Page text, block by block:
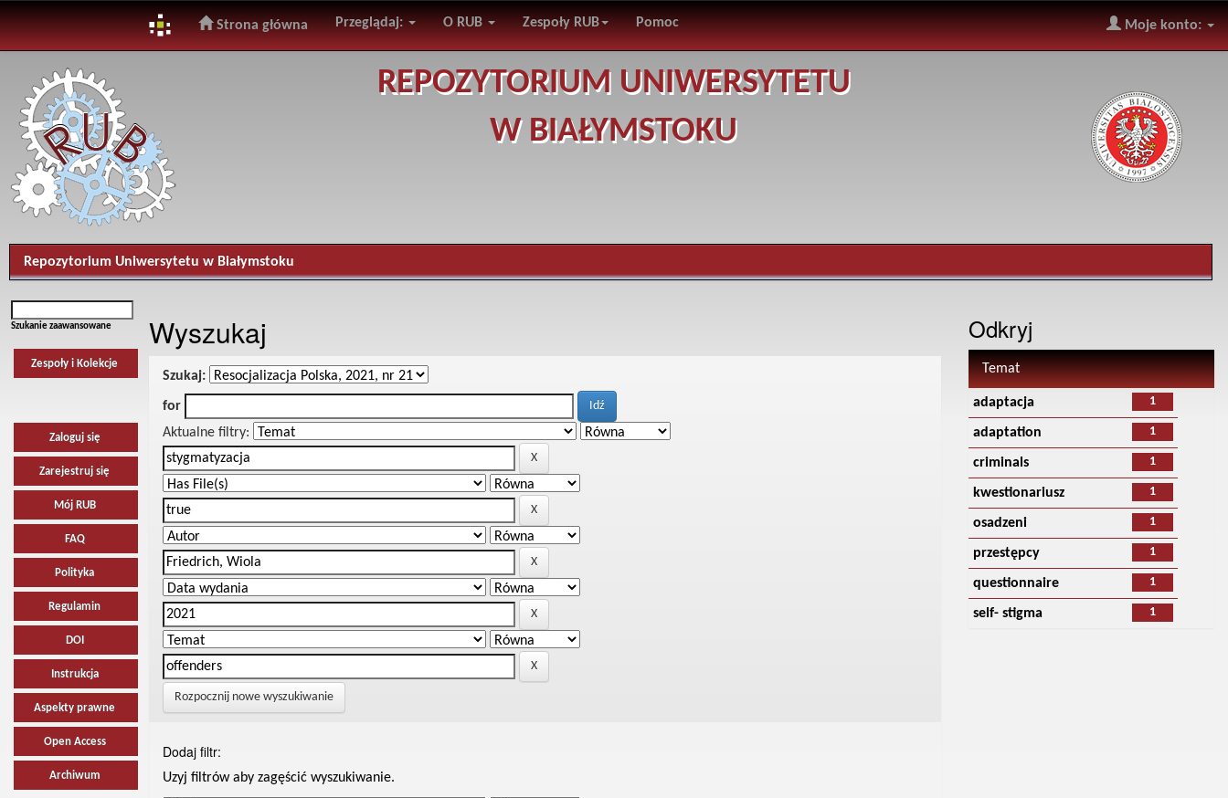
navigation
Strona główna Przeglądaj: O RUB Zespoły RUB Pomoc Moje konto:
REPOZYTORIUM UNIWERSYTETU
W BIAŁYMSTOKU
Repozytorium Uniwersytetu w Białymstoku
Szukanie zaawansowane
Zespoły i Kolekcje
Zaloguj się
Zarejestruj się
Mój RUB
FAQ
Polityka
Regulamin
DOI
Instrukcja
Aspekty prawne
Open Access
Archiwum
Wyszukaj
Szukaj:
for
Aktualne filtry:
Rozpocznij nowe wyszukiwanie
Dodaj filtr:
Uzyj filtrów aby zagęścić wyszukiwanie.
Odkryj
Temat
1
adaptacja
1
adaptation
1
criminals
1
kwestionariusz
1
osadzeni
1
przestępcy
1
questionnaire
1
self- stigma